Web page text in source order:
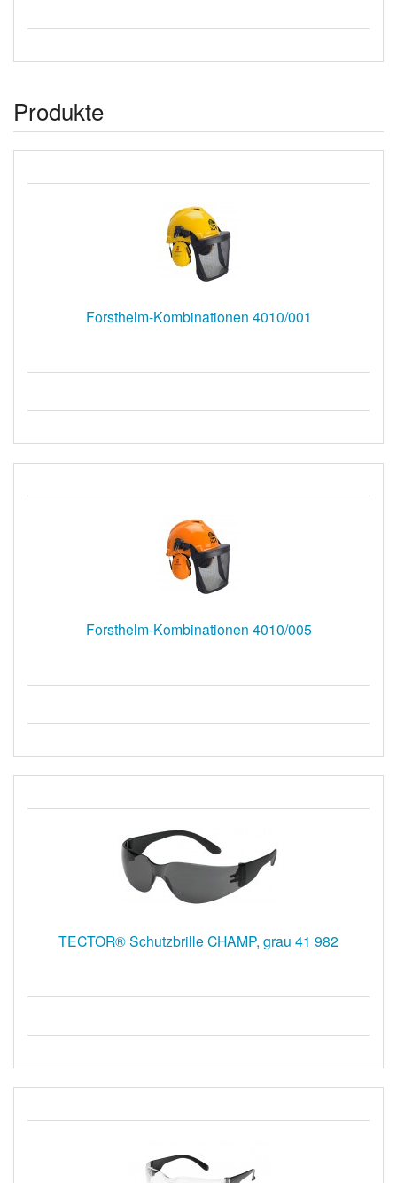
Produkte
Forsthelm-Kombinationen 4010/001
Forsthelm-Kombinationen 4010/005
TECTOR® Schutzbrille CHAMP, grau 41 982